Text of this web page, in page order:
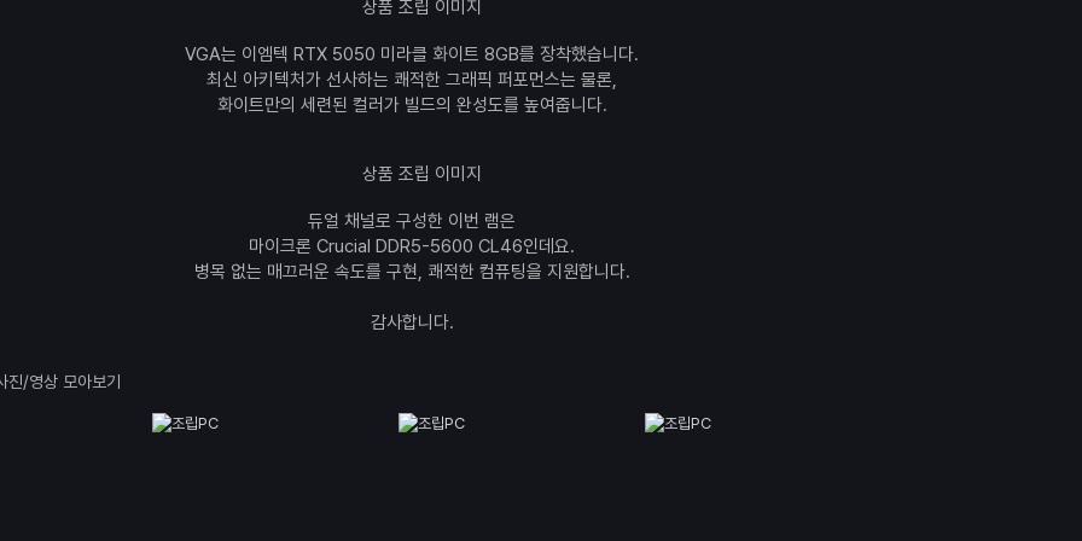
VGA는 이엠텍 RTX 5050 미라클 화이트 8GB를 장착했습니다.
최신 아키텍처가 선사하는 쾌적한 그래픽 퍼포먼스는 물론,
화이트만의 세련된 컬러가 빌드의 완성도를 높여줍니다.
듀얼 채널로 구성한 이번 램은
마이크론 Crucial DDR5-5600 CL46인데요.
병목 없는 매끄러운 속도를 구현, 쾌적한 컴퓨팅을 지원합니다.
감사합니다.
진/영상 모아보기